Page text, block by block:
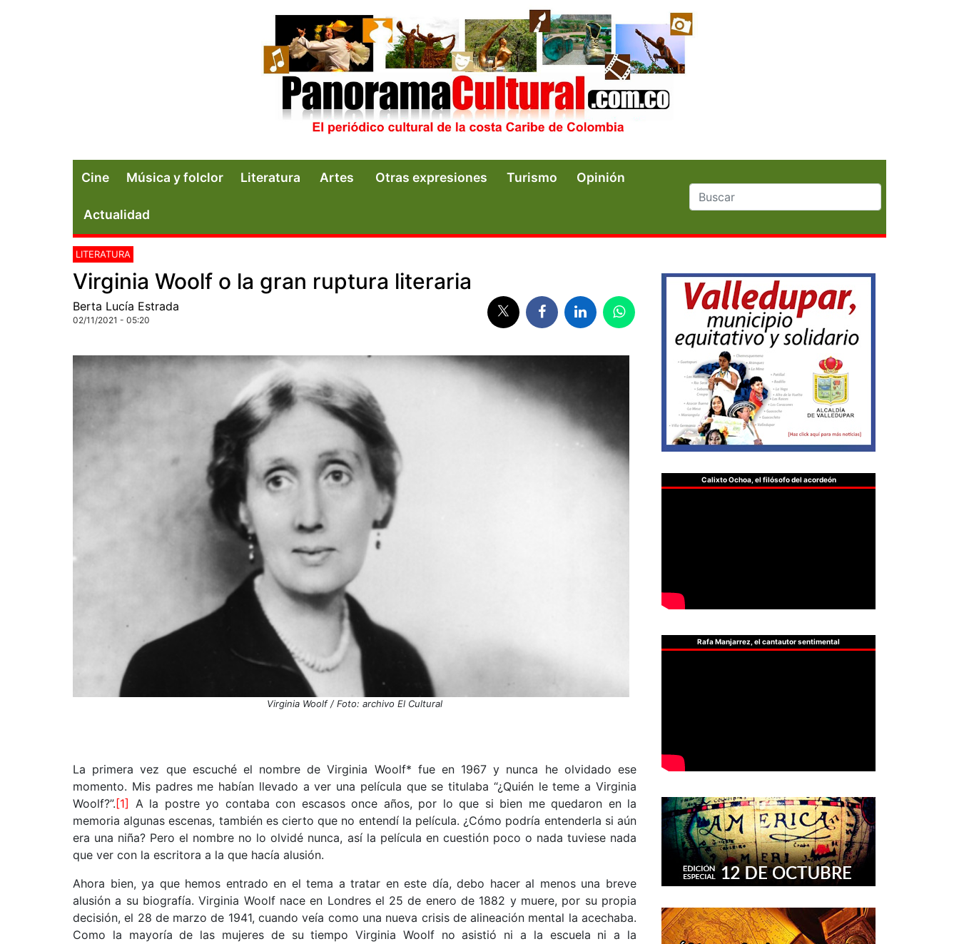
Cine Música y folclor Literatura Artes Otras expresiones Turismo Opinión
Actualidad
LITERATURA
Virginia Woolf o la gran ruptura literaria
Berta Lucía Estrada
02/11/2021 - 05:20
Virginia Woolf / Foto: archivo El Cultural
La primera vez que escuché el nombre de Virginia Woolf* fue en 1967 y nunca he olvidado ese
momento. Mis padres me habían llevado a ver una película que se titulaba “¿Quién le teme a Virginia
Woolf?”. [1] A la postre yo contaba con escasos once años, por lo que si bien me quedaron en la
memoria algunas escenas, también es cierto que no entendí la película. ¿Cómo podría entenderla si aún
era una niña? Pero el nombre no lo olvidé nunca, así la película en cuestión poco o nada tuviese nada
que ver con la escritora a la que hacía alusión.
Ahora bien, ya que hemos entrado en el tema a tratar en este día, debo hacer al menos una breve
alusión a su biografía. Virginia Woolf nace en Londres el 25 de enero de 1882 y muere, por su propia
decisión, el 28 de marzo de 1941, cuando veía como una nueva crisis de alineación mental la acechaba.
Como la mayoría de las mujeres de su tiempo Virginia Woolf no asistió ni a la escuela ni a la
Calixto Ochoa, el filósofo del acordeón
Rafa Manjarrez, el cantautor sentimental